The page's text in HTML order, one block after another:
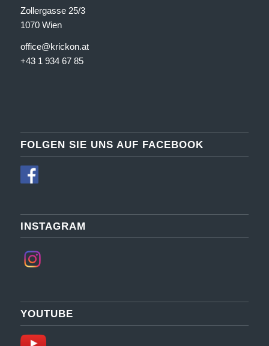
Zollergasse 25/3
1070 Wien
office@krickon.at
+43 1 934 67 85
FOLGEN SIE UNS AUF FACEBOOK
INSTAGRAM
YOUTUBE